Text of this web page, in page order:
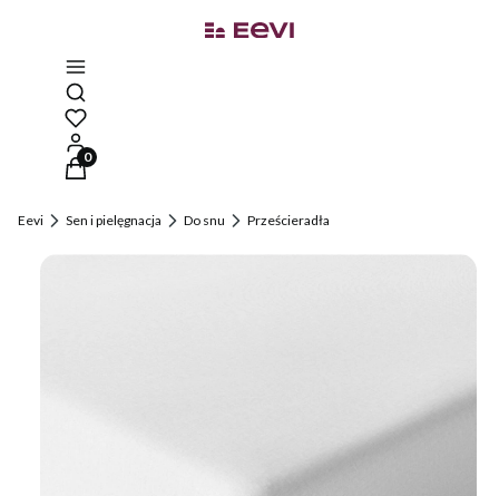
Otwórz wyszukiwarkę
Produkty w koszyku: 0. Zobacz szczegóły
Eevi Sen i pielęgnacja Do snu Prześcieradła